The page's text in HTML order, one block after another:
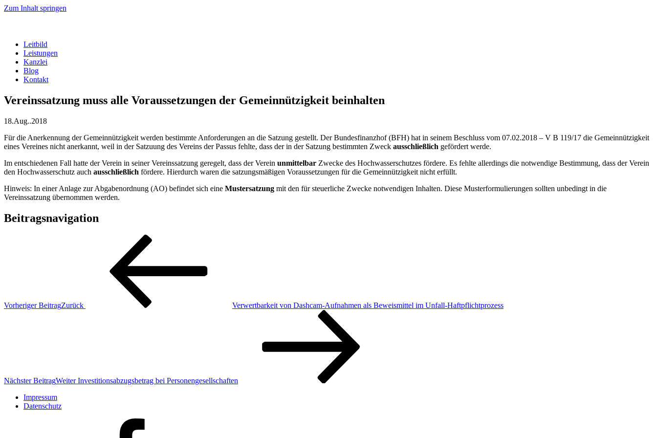
Zum Inhalt springen
Leitbild
Leistungen
Kanzlei
Blog
Kontakt
Vereinssatzung muss alle Voraussetzungen der Gemeinnützigkeit beinhalten
18.Aug..2018
Für die Anerkennung der Gemeinnützigkeit werden bestimmte Anforderungen an die Satzung gestellt. Der Bundesfinanzhof (BFH) hat in seinem Beschluss vom 07.02.2018 – V B 119/17 die Gemeinnützigkeit
eines Vereines nicht anerkannt, weil in der Satzuung des Vereins der Passus fehlte, dass der in der Satzung bestimmten Zweck ausschließlich gefördert werde.
Im entschiedenen Fall hatte der Verein in seiner Vereinssatzung geregelt, dass der Verein unmittelbar Zwecke des Hochwasserschutzes fördere. Es fehlte allerdings die notwendige Bestimmung, dass der Verein
den Hochwasserschutz auch ausschließlich fördere. Hierdurch waren die satzungsmäßigen Voraussetzungen für die Gemeinnützigkeit nicht erfüllt.
Hinweis: In einer Anlage zur Abgabenordnung (AO) befindet sich eine Mustersatzung mit den für steuerliche Zwecke notwendigen Inhalten. Diese Musterformulierungen sollten unbedingt in die
Vereinssatzung übernommen werden.
Beitragsnavigation
Vorheriger BeitragZurück Verwertbarkeit von Dashcam-Aufnahmen als Beweismittel im Unfall-Haftpflichtprozess
Nächster BeitragWeiter Investitionsabzugsbetrag bei Personengesellschaften
Impressum
Datenschutz